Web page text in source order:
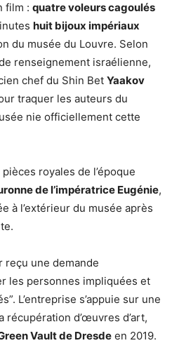
film : quatre voleurs cagoulés
huit bijoux impériaux
du musée du Louvre. Selon
renseignement israélienne,
chef du Shin Bet Yaakov
traquer les auteurs du
nie officiellement cette
royales de l’époque
de l’impératrice Eugénie,
à l’extérieur du musée après
reçu une demande
les personnes impliquées et
L’entreprise s’appuie sur une
d’œuvres d’art,
Vault de Dresde en 2019.